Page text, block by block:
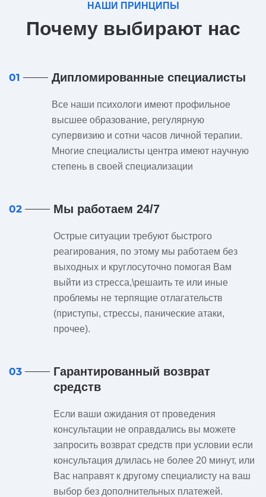
НАШИ ПРИНЦИПЫ
Почему выбирают нас
01 Дипломированные специалисты
Все наши психологи имеют профильное
высшее образование, регулярную
супервизию и сотни часов личной терапии.
Многие специалисты центра имеют научную
степень в своей специализации
02 Мы работаем 24/7
Острые ситуации требуют быстрого
реагирования, по этому мы работаем без
выходных и круглосуточно помогая Вам
выйти из стресса,\решаить те или иные
проблемы не терпящие отлагательств
(приступы, стрессы, панические атаки,
прочее).
03
Гарантированный возврат
средств
Если ваши ожидания от проведения
консультации не оправдались вы можете
запросить возврат средств при условии если
консультация длилась не более 20 минут, или
Вас направят к другому специалисту на ваш
выбор без дополнительных платежей.